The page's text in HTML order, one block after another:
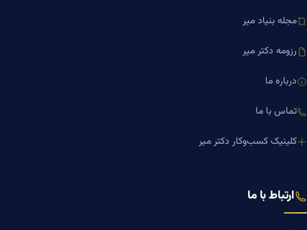
مجله بنیاد میر
رزومه دکتر میر
درباره ما
تماس با ما
کلینیک کسب‌وکار دکتر میر
ارتباط با ما